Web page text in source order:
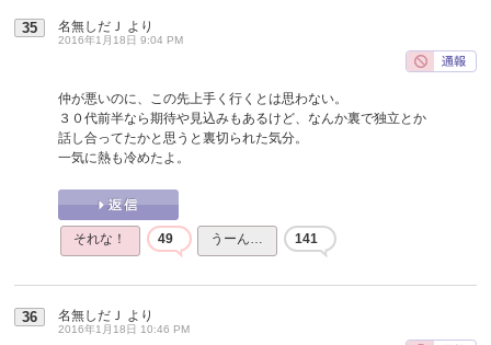
35 名無しだＪ より
2016年1月18日 9:04 PM
仲が悪いのに、この先上手く行くとは思わない。
３０代前半なら期待や見込みもあるけど、なんか裏で独立とか
話し合ってたかと思うと裏切られた気分。
一気に熱も冷めたよ。
それな！ 49 うーん… 141
36 名無しだＪ より
2016年1月18日 10:46 PM